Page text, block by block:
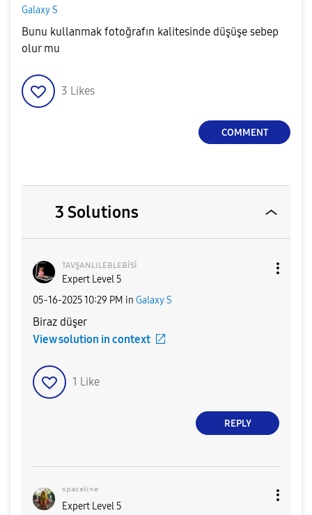
Galaxy S
Bunu kullanmak fotoğrafın kalitesinde düşüşe sebep
olur mu
3 Likes
COMMENT
3 Solutions
ᴛᴀᴠşᴀɴʟɪʟᴇʙʟᴇʙisi
Expert Level 5
‎05-16-202510:29 PM in Galaxy S
Biraz düşer
View solution in context
1 Like
REPLY
ˢᵖᵃᶜᵉˡⁱⁿᵉ
Expert Level 5